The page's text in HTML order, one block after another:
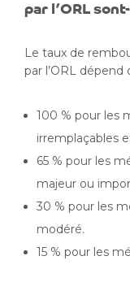
par l’ORL
Le taux de
par l’ORL
100 % pour les
irremplaçables
65 % pour les
majeur ou
30 % pour les
modéré.
15 % pour les